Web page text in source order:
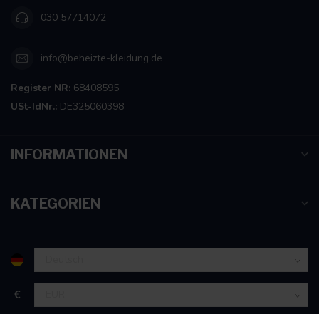
030 57714072
info@beheizte-kleidung.de
Register NR: 68408595
USt-IdNr.: DE325060398
INFORMATIONEN
KATEGORIEN
€